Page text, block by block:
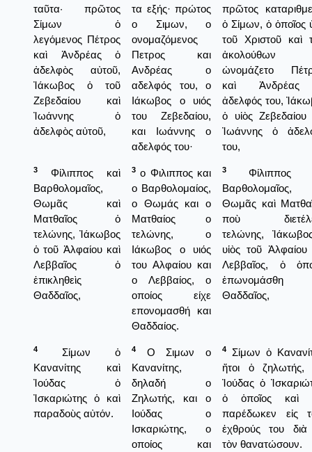
ταῦτα· πρῶτος
Σίμων ὁ
λεγόμενος Πέτρος
καὶ Ἀνδρέας ὁ
ἀδελφὸς αὐτοῦ,
Ἰάκωβος ὁ τοῦ
Ζεβεδαίου καὶ
Ἰωάννης ὁ
ἀδελφὸς αὐτοῦ,
τα εξής· πρώτος
ο Σιμων, ο
ονομαζόμενος
Πετρος και
Ανδρέας ο
αδελφός του, ο
Ιάκωβος ο υιός
του Ζεβεδαίου,
και Ιωάννης ο
αδελφός του·
πρῶτος
ὁ Σίμων, ὁ ὁποῖος
τοῦ Χριστοῦ καὶ
ἀκολούθων
ὠνομάζετο
καὶ
ἀδελφός του,
ὁ υἱὸς Ζεβεδαίου
Ἰωάννης ὁ
του,
3
Φίλιππος καὶ
Βαρθολομαῖος,
Θωμᾶς καὶ
Ματθαῖος ὁ
τελώνης, Ἰάκωβος
ὁ τοῦ Ἁλφαίου καὶ
Λεββαῖος ὁ
ἐπικληθεὶς
Θαδδαῖος,
3 ο Φιλιππος και
ο Βαρθολομαίος,
ο Θωμάς και ο
Ματθαίος ο
τελώνης, ο
Ιάκωβος ο υιός
του Αλφαίου και
ο Λεββαίος, ο
οποίος είχε
επονομασθή και
Θαδδαίος.
3
Φίλιππος
Βαρθολομαῖος,
Θωμᾶς καὶ
ποὺ
τελώνης,
υἱὸς τοῦ Ἀλφαίου
Λεββαῖος, ὁ
ἐπωνομάσθη
Θαδδαῖος,
4
Σίμων ὁ
Κανανίτης καὶ
Ἰούδας ὁ
Ἰσκαριώτης ὁ καὶ
παραδοὺς αὐτόν.
4
Ο Σιμων ο
Κανανίτης,
δηλαδή ο
Ζηλωτής, και ο
Ιούδας ο
Ισκαριώτης, ο
οποίος και
4
Σίμων ὁ
ἤτοι ὁ ζηλωτής,
Ἰούδας ὁ
ὁ ὁποῖος καὶ
παρέδωκεν εἰς
ἐχθρούς του
τὸν θανατώσουν.